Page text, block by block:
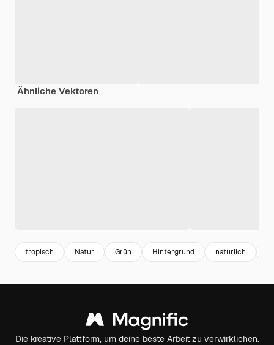
Ähnliche Vektoren
tropisch Natur Grün Hintergrund natürlich
Die kreative Plattform, um deine beste Arbeit zu verwirklichen.